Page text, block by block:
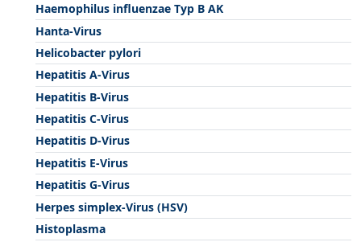
Haemophilus influenzae Typ B AK
Hanta-Virus
Helicobacter pylori
Hepatitis A-Virus
Hepatitis B-Virus
Hepatitis C-Virus
Hepatitis D-Virus
Hepatitis E-Virus
Hepatitis G-Virus
Herpes simplex-Virus (HSV)
Histoplasma